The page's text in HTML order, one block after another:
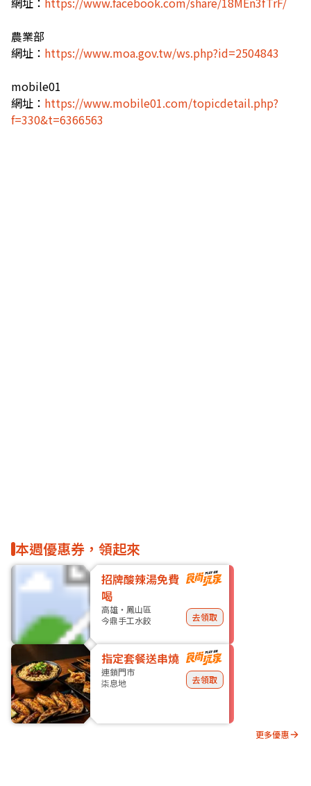
農業部
網址： https://www.moa.gov.tw/ws.php?id=2504843
mobile01
網址： https://www.mobile01.com/topicdetail.php?
f=330&t=6366563
本週優惠券，領起來
招牌酸辣湯免費
喝
高雄・鳳山區
今鼎手工水餃
去領取
指定套餐送串燒
連鎖門市
柒息地
去領取
更多優惠